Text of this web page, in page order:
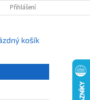
ČASTO KLADENÉ DOTAZY
Přihlášení
košík